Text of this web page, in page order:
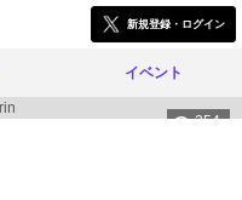
新規登録・ログイン
イベント
254